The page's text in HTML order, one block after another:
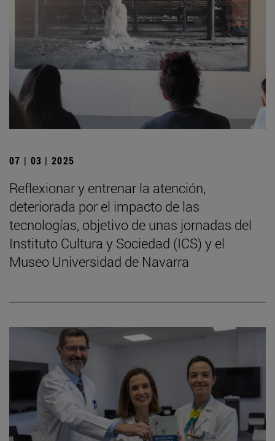
07 | 03 | 2025
Reflexionar y entrenar la atención,
deteriorada por el impacto de las
tecnologías, objetivo de unas jornadas del
Instituto Cultura y Sociedad (ICS) y el
Museo Universidad de Navarra